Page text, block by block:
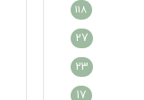
118
27
23
17